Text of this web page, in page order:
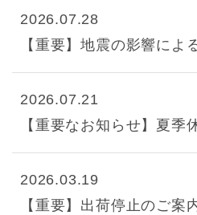
2026.07.28
【重要】地震の影響によ
2026.07.21
【重要なお知らせ】夏季
2026.03.19
【重要】出荷停止のご案